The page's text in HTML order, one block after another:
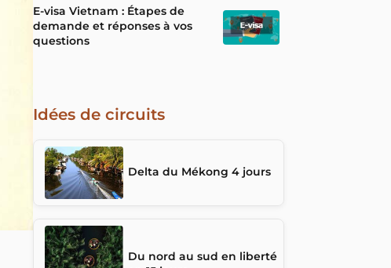
E-visa Vietnam : Étapes de
demande et réponses à vos
questions
Idées de circuits
Delta du Mékong 4 jours
Du nord au sud en liberté